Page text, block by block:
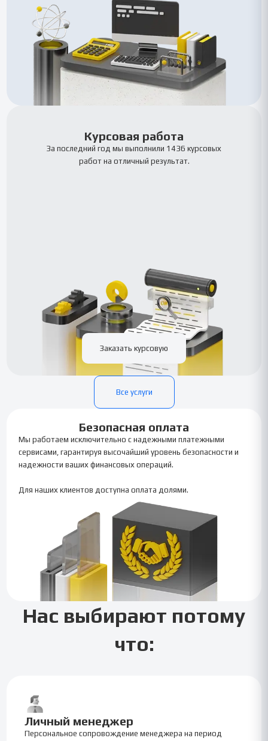
Курсовая работа
За последний год мы выполнили 1436 курсовых
работ на отличный результат.
Заказать курсовую
Все услуги
Безопасная оплата
Мы работаем исключительно с надежными платежными
сервисами, гарантируя высочайший уровень безопасности и
надежности ваших финансовых операций.
Для наших клиентов доступна оплата долями.
Нас выбирают потому
что:
Личный менеджер
Персональное сопровождение менеджера на период